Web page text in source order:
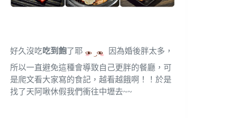
好久沒吃吃到飽了耶
因為婚後胖太多，
所以一直避免這種會導致自己更胖的餐廳，可
是爬文看大家寫的食記，越看越餓啊！！於是
找了天阿啾休假我們衝往中壢去~~